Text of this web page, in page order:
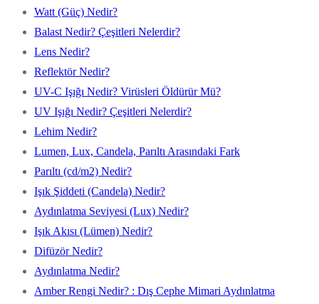
Watt (Güç) Nedir?
Balast Nedir? Çeşitleri Nelerdir?
Lens Nedir?
Reflektör Nedir?
UV-C Işığı Nedir? Virüsleri Öldürür Mü?
UV Işığı Nedir? Çeşitleri Nelerdir?
Lehim Nedir?
Lumen, Lux, Candela, Parıltı Arasındaki Fark
Parıltı (cd/m2) Nedir?
Işık Şiddeti (Candela) Nedir?
Aydınlatma Seviyesi (Lux) Nedir?
Işık Akısı (Lümen) Nedir?
Difüzör Nedir?
Aydınlatma Nedir?
Amber Rengi Nedir? : Dış Cephe Mimari Aydınlatma